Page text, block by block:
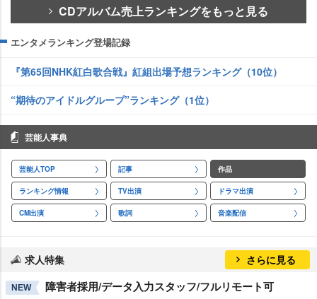
CDアルバム売上ランキングをもっと見る
エンタメランキング登場記録
『第65回NHK紅白歌合戦』紅組出場予想ランキング（10位）
“期待のアイドルグループ”ランキング（1位）
芸能人事典
芸能人TOP 記事 作品
ランキング情報 TV出演 ドラマ出演
CM出演 歌詞 音楽配信
求人特集 さらに見る
NEW 障害者採用/データ入力スタッフ/フルリモート可